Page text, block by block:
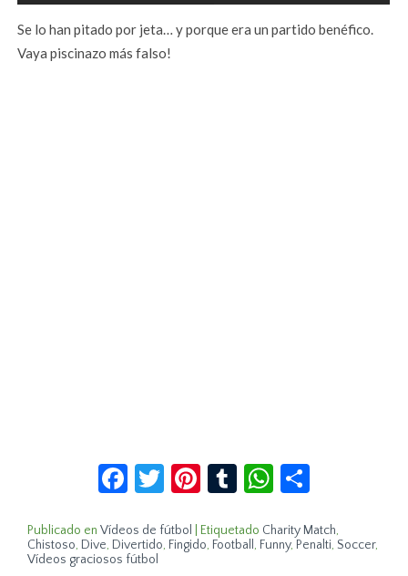
Se lo han pitado por jeta… y porque era un partido benéfico.
Vaya piscinazo más falso!
Facebook
Twitter
Pinterest
TumblrWhatsApp
Publicado en Vídeos de fútbol Etiquetado Charity Match,
Chistoso, Dive, Divertido, Fingido, Football , Funny, Penalti, Soccer,
Vídeos graciosos fútbol